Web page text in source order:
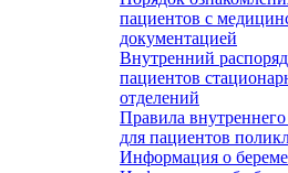
пациентов с
документацией
Внутренний
пациентов
отделений
Правила внутреннего
для пациентов
Информация о